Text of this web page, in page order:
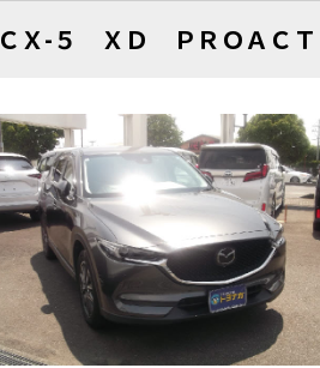
ＣＸ-５ ＸＤ ＰＲＯＡＣ